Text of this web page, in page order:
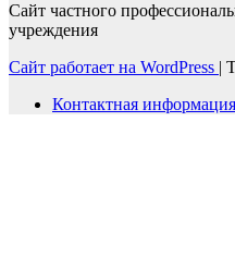
Сайт частного
учреждения
Сайт работает на WordPress |
Контактная информация